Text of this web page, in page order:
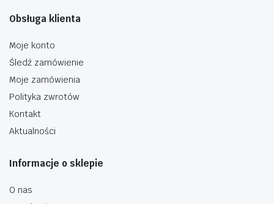
Obsługa klienta
Moje konto
Śledź zamówienie
Moje zamówienia
Polityka zwrotów
Kontakt
Aktualności
Informacje o sklepie
O nas